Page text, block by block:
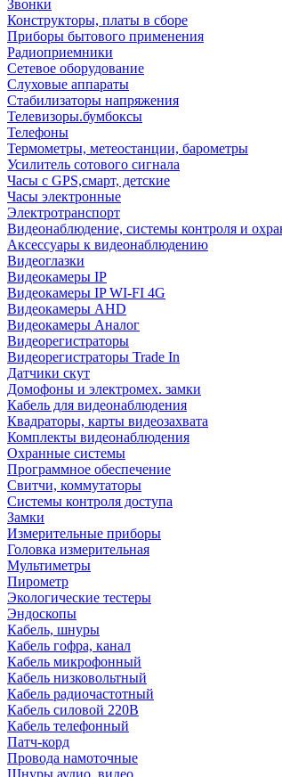
Звонки
Конструкторы, платы в сборе
Приборы бытового применения
Радиоприемники
Сетевое оборудование
Слуховые аппараты
Стабилизаторы напряжения
Телевизоры.бумбоксы
Телефоны
Термометры, метеостанции, барометры
Усилитель сотового сигнала
Часы с GPS,смарт, детские
Часы электронные
Электротранспорт
Видеонаблюдение, системы контроля и
Аксессуары к видеонаблюдению
Видеоглазки
Видеокамеры IP
Видеокамеры IP WI-FI 4G
Видеокамеры AHD
Видеокамеры Аналог
Видеорегистраторы
Видеорегистраторы Trade In
Датчики скут
Домофоны и электромех. замки
Кабель для видеонаблюдения
Квадраторы, карты видеозахвата
Комплекты видеонаблюдения
Охранные системы
Программное обеспечение
Свитчи, коммутаторы
Системы контроля доступа
Замки
Измерительные приборы
Головка измерительная
Мультиметры
Пирометр
Экологические тестеры
Эндоскопы
Кабель, шнуры
Кабель гофра, канал
Кабель микрофонный
Кабель низковольтный
Кабель радиочастотный
Кабель силовой 220В
Кабель телефонный
Патч-корд
Провода намоточные
Шнуры аудио, видео